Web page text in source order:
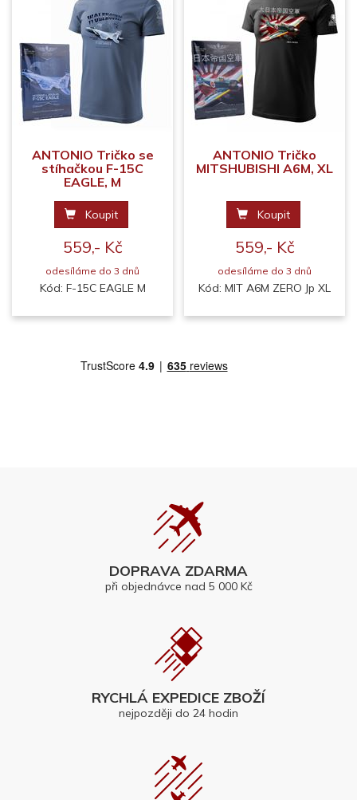
ANTONIO Tričko se
stíhačkou F-15C
EAGLE, M
Koupit
559,- Kč
odesíláme do 3 dnů
Kód: F-15C EAGLE M
ANTONIO Tričko
MITSHUBISHI A6M, XL
Koupit
559,- Kč
odesíláme do 3 dnů
Kód: MIT A6M ZERO Jp XL
DOPRAVA ZDARMA
při objednávce nad 5 000 Kč
RYCHLÁ EXPEDICE ZBOŽÍ
nejpozději do 24 hodin